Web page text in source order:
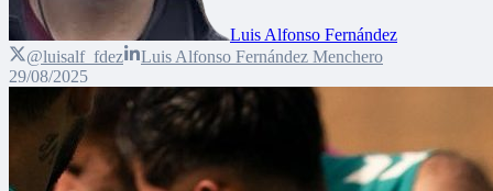
Luis Alfonso Fernández
@luisalf_fdez
Luis Alfonso Fernández Menchero
29/08/2025